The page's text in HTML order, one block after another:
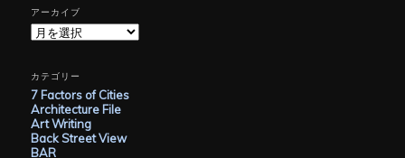
アーカイブ
ア
ー
イ
ブ
カテゴリー
7 Factors of Cities
Architecture File
Art Writing
Back Street View
BAR